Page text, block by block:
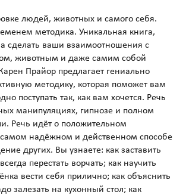
людей, животных и самого себя.
методика. Уникальная книга,
сделать ваши взаимоотношения с
животным и даже самим собой
Прайор предлагает гениально
методику, которая поможет вам
поступать так, как вам хочется. Речь
манипуляциях, гипнозе и полном
Речь идёт о положительном
надёжном и действенном способе
других. Вы узнаете: как заставить
перестать ворчать; как научить
вести себя прилично; как объяснить
залезать на кухонный стол; как